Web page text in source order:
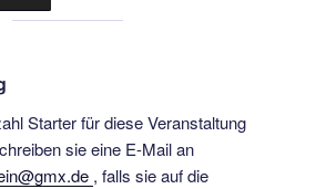
Starter für diese Veranstaltung
sie eine E-Mail an
, falls sie auf die